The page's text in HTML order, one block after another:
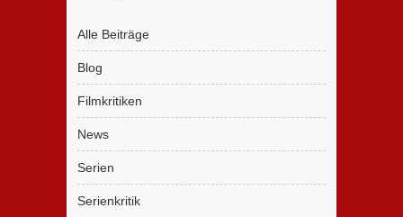
Alle Beiträge
Blog
Filmkritiken
News
Serien
Serienkritik